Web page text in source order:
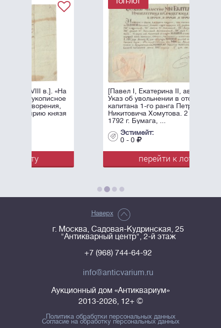
[Павел I, Екатерина II, автографы].
Указ об увольнении в отставку
капитана 1-го ранга Петра
Никитовича Хомутова. 2 апреля
1792 г. Бумага, ...
перейти к лоту
Наверх
г. Москва, Садовая-Кудринская, 25
"Антикварный центр", 2-й этаж
+7 (968) 744-64-92
info@anticvarium.ru
Аукционный дом «Антиквариум»
2013-2026, 12+ ©
Политика обработки персональных данных
Согласие на обработку персональных данных